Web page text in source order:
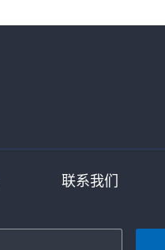
联系我们